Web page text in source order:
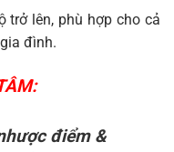
trở lên, phù hợp cho cả
đình.
điểm &